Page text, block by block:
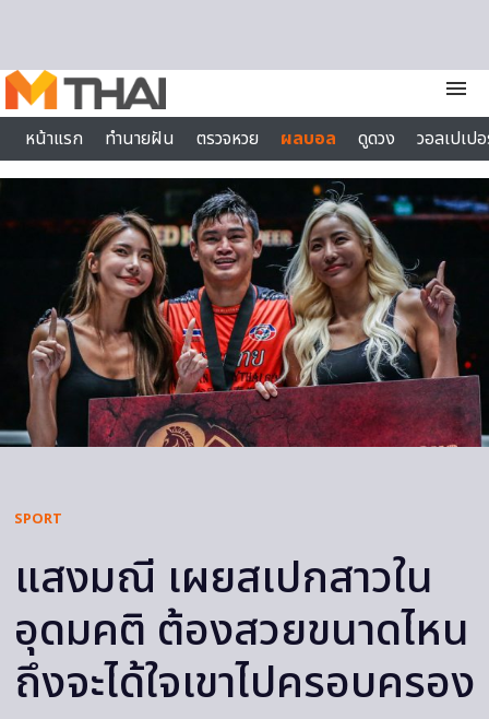
menu
หน้าแรก
ทำนายฝัน ตรวจหวย ผลบอล ดูดวง
วอลเปเป
ไลฟ์สไตล์
SPORT
แสงมณี เผยสเปกสาวใน
อุดมคติ ต้องสวยขนาดไหน
ถึงจะได้ใจเขาไปครอบครอง